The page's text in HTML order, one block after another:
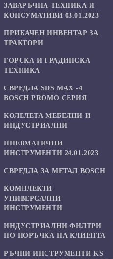
ЗАВАРЪЧНА ТЕХНИКА И
КОНСУМАТИВИ 03.01.2023
ПРИКАЧЕН ИНВЕНТАР ЗА
ТРАКТОРИ
ГОРСКА И ГРАДИНСКА
ТЕХНИКА
СВРЕДЛА SDS MAX -4
BOSCH PROMO СЕРИЯ
КОЛЕЛЕТА МЕБЕЛНИ И
ИНДУСТРИАЛНИ
ПНЕВМАТИЧНИ
ИНСТРУМЕНТИ 24.01.2023
СВРЕДЛА ЗА МЕТАЛ BOSCH
КОМПЛЕКТИ
УНИВЕРСАЛНИ
ИНСТРУМЕНТИ
ИНДУСТРИАЛНИ ФИЛТРИ
ПО ПОРЪЧКА НА КЛИЕНТА
РЪЧНИ ИНСТРУМЕНТИ KS